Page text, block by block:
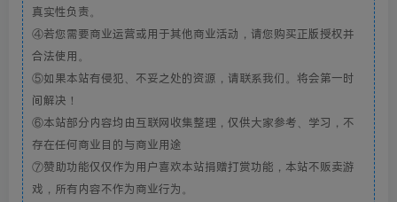
真实性负责。
④若您需要商业运营或用于其他商业活动，请您购买正版授权并
合法使用。
⑤如果本站有侵犯、不妥之处的资源，请联系我们。将会第一时
间解决！
⑥本站部分内容均由互联网收集整理，仅供大家参考、学习，不
存在任何商业目的与商业用途
⑦赞助功能仅仅作为用户喜欢本站捐赠打赏功能，本站不贩卖游
戏，所有内容不作为商业行为。